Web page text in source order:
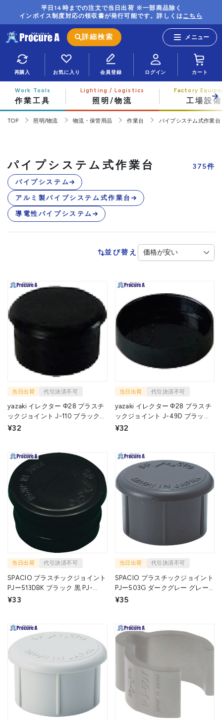
平日14時までの注文で当日出荷 ※一部商品除く
インボイス制度対応の領収書が発行可能です。詳しくはこちら
詳細検索
再購入 お気に入り 会員登録 ログイン カート
作業工具 照明/物流 工場設備
TOP 照明/物流 物流・保管用品 作業台 パイプシステム式作業台
パイプシステム式作業台 375件
パイプシステム
アルミ製パイプシステム式作業台
導電性パイプシステム
並び替え
当日出荷 代引決済不可
yazaki イレクター Φ28 プラスチ
ックジョイント J-110 ブラック
¥32
当日出荷 代引決済不可
yazaki イレクター Φ28 プラスチ
ックジョイント J-49D ブラック
¥32
当日出荷 代引決済不可
SPACIO プラスチックジョイント
PJー513DBK ブラック 黒 PJ-
¥33
当日出荷 代引決済不可
SPACIO プラスチックジョイント
PJー503G ダークグレー グレー
PJ-503 GY (ｳﾁｷｬｯﾌﾟ) 1個 ▼256-
¥35